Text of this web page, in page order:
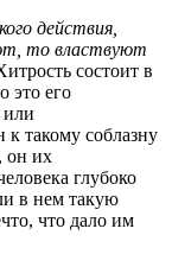
действия,
то властвуют
состоит в
это его
такому соблазну
он их
глубоко
в нем такую
что дало им